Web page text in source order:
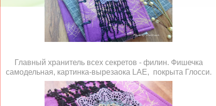
Главный хранитель всех секретов - филин. Фишечка
самодельная, картинка-вырезаока LAE, покрыта Глосси.